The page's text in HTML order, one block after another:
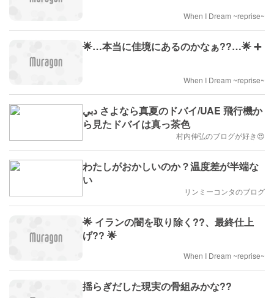
When I Dream ~reprise~
🌟…本当に佳境にあるのかなぁ??…🌟 ➕
When I Dream ~reprise~
دبي さよなら真夏のドバイ/UAE 飛行機か
ら見たドバイは真っ茶色
村内伸弘のブログが好き😍
わたしがおかしいのか？温度差が半端な
い
リンミーコンタのブログ
🌟 イランの闇を取り除く??、最終仕上
げ?? 🌟
When I Dream ~reprise~
揺らぎだした現実の骨組みかな??